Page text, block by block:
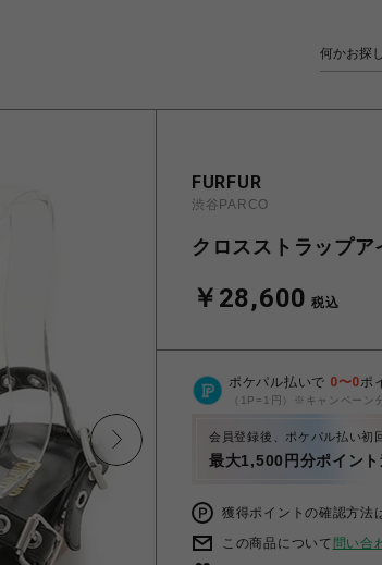
FURFUR
渋谷PARCO
クロスストラップ
￥28,600 税込
ポケパル払いで 0〜0ポ
（1P=1円）※キャンペーン
会員登録後、ポケパル払い初
最大1,500円分ポイント
獲得ポイントの確認方法
この商品について 問い合